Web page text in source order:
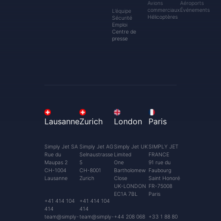
L’équipe
Sécurité
Emploi
Centre de
presse
Avions
commerciaux
Hélicoptères
Aéroports
Événements
Lausanne
Simply Jet SA
Rue du
Maupas 2
CH-1004
Lausanne
+41 414 104
414
team@simply-
Zurich
Simply Jet AG
Selnaustrasse
5
CH-8001
Zurich
+41 414 104
414
team@simply-
London
Simply Jet UK
Limited
One
Bartholomew
Close
UK-LONDON
EC1A 7BL
+44 208 068
Paris
SIMPLY JET
FRANCE
91 rue du
Faubourg
Saint Honoré
FR-75008
Paris
+33 1 88 80